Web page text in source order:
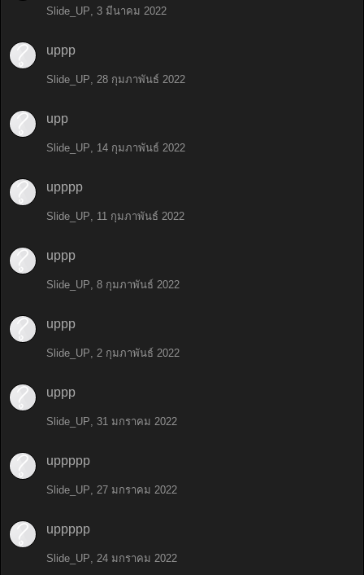
Slide_UP, 3 มีนาคม 2022
uppp
Slide_UP, 28 กุมภาพันธ์ 2022
upp
Slide_UP, 14 กุมภาพันธ์ 2022
upppp
Slide_UP, 11 กุมภาพันธ์ 2022
uppp
Slide_UP, 8 กุมภาพันธ์ 2022
uppp
Slide_UP, 2 กุมภาพันธ์ 2022
uppp
Slide_UP, 31 มกราคม 2022
uppppp
Slide_UP, 27 มกราคม 2022
uppppp
Slide_UP, 24 มกราคม 2022